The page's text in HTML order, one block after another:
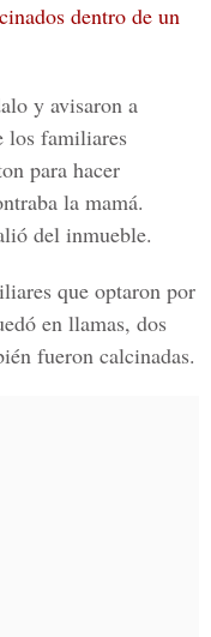
dentro de un
y avisaron a
los familiares
para hacer
la mamá.
del inmueble.
que optaron por
en llamas, dos
fueron calcinadas.